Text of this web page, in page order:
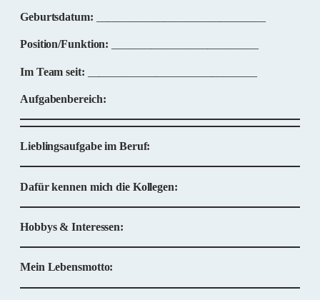
Geburtsdatum:
Position/Funktion:
Im Team seit:
Aufgabenbereich:
Lieblingsaufgabe im Beruf:
Dafür kennen mich die Kollegen:
Hobbys & Interessen:
Mein Lebensmotto: